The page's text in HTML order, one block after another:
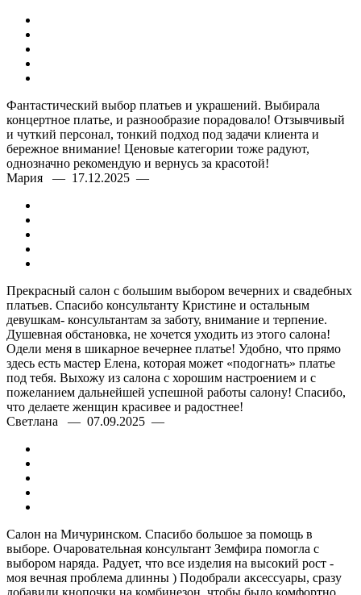
Фантастический выбор платьев и украшений. Выбирала
концертное платье, и разнообразие порадовало! Отзывчивый
и чуткий персонал, тонкий подход под задачи клиента и
бережное внимание! Ценовые категории тоже радуют,
однозначно рекомендую и вернусь за красотой!
Мария — 17.12.2025 —
Прекрасный салон с большим выбором вечерних и свадебных
платьев. Спасибо консультанту Кристине и остальным
девушкам- консультантам за заботу, внимание и терпение.
Душевная обстановка, не хочется уходить из этого салона!
Одели меня в шикарное вечернее платье! Удобно, что прямо
здесь есть мастер Елена, которая может «подогнать» платье
под тебя. Выхожу из салона с хорошим настроением и с
пожеланием дальнейшей успешной работы салону! Спасибо,
что делаете женщин красивее и радостнее!
Светлана — 07.09.2025 —
Салон на Мичуринском. Спасибо большое за помощь в
выборе. Очаровательная консультант Земфира помогла с
выбором наряда. Радует, что все изделия на высокий рост -
моя вечная проблема длинны ) Подобрали аксессуары, сразу
добавили кнопочки на комбинезон, чтобы было комфортно,